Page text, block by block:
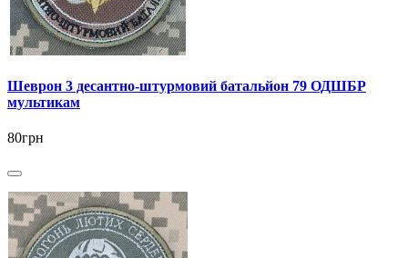
Шеврон 3 десантно-штурмовий батальйон 79 ОДШБР
мультикам
80грн